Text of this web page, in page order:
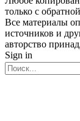
только с
Все материалы
источников и
авторство
Sign in